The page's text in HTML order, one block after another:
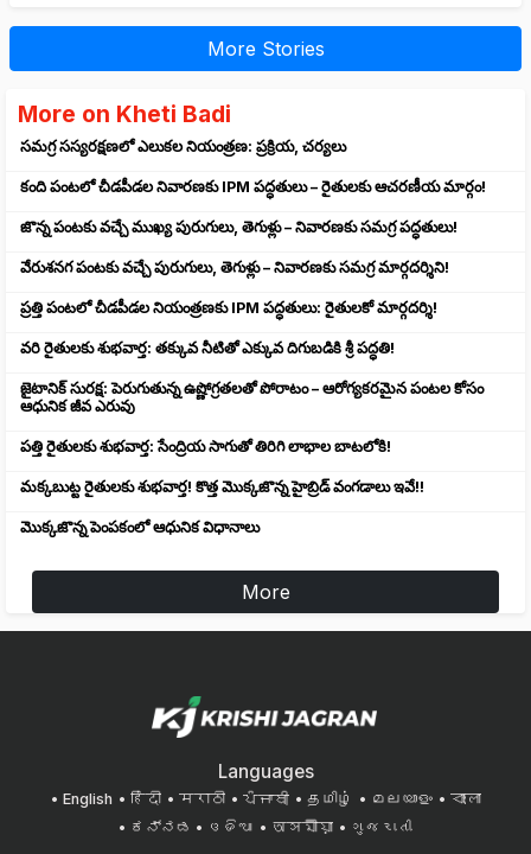
More Stories
More on Kheti Badi
సమగ్ర సస్యరక్షణలో ఎలుకల నియంత్రణ: ప్రక్రియ, చర్యలు
కంది పంటలో చీడపీడల నివారణకు IPM పద్ధతులు – రైతులకు ఆచరణీయ మార్గం!
జొన్న పంటకు వచ్చే ముఖ్య పురుగులు, తెగుళ్లు – నివారణకు సమగ్ర పద్ధతులు!
వేరుశనగ పంటకు వచ్చే పురుగులు, తెగుళ్లు – నివారణకు సమగ్ర మార్గదర్శిని!
ప్రత్తి పంటలో చీడపీడల నియంత్రణకు IPM పద్ధతులు: రైతులకో మార్గదర్శి!
వరి రైతులకు శుభవార్త: తక్కువ నీటితో ఎక్కువ దిగుబడికి శ్రీ పద్ధతి!
జైటానిక్ సురక్ష: పెరుగుతున్న ఉష్ణోగ్రతలతో పోరాటం – ఆరోగ్యకరమైన పంటల కోసం
ఆధునిక జీవ ఎరువు
పత్తి రైతులకు శుభవార్త: సేంద్రియ సాగుతో తిరిగి లాభాల బాటలోకి!
మక్కబుట్ట రైతులకు శుభవార్త! కొత్త మొక్కజొన్న హైబ్రిడ్ వంగడాలు ఇవే!!
మొక్కజొన్న పెంపకంలో ఆధునిక విధానాలు
More
Languages
English हिंदी मराठी ਪੰਜਾਬੀ தமிழ் മലയാളം
বাংলা
ಕನ್ನಡ
ଓଡିଆ অসমীয়া ગુજરાતી